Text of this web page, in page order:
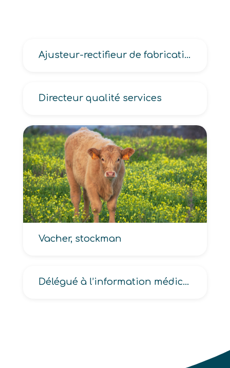
Ajusteur-rectifieur de fabrication
Directeur qualité services
Vacher, stockman
Délégué à l’information médicale